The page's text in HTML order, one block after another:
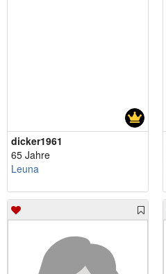
dicker1961
65 Jahre
Leuna